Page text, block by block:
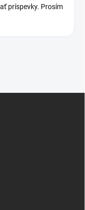
príspevky. Prosím